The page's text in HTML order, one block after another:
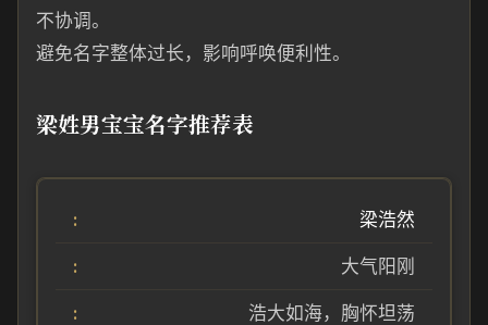
不协调。
避免名字整体过长，影响呼唤便利性。
梁姓男宝宝名字推荐表
梁浩然
大气阳刚
浩大如海，胸怀坦荡